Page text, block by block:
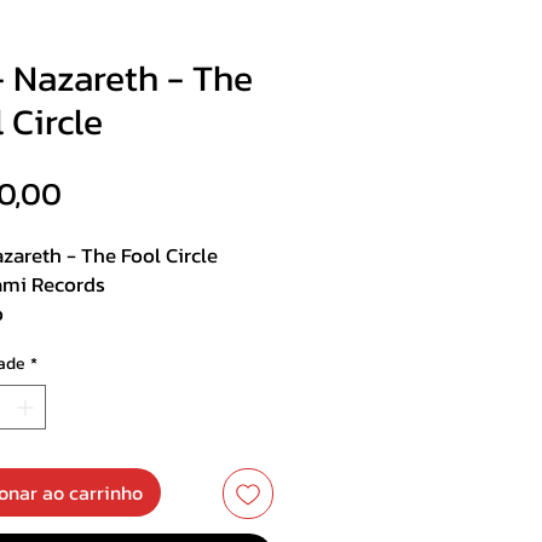
Nazareth - The
Circle
- The Fool Circle
Records
to Kill
Eyes
Silo
*
ao carrinho